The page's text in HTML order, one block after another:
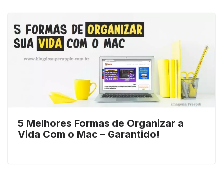
5 Melhores Formas de Organizar a
Vida Com o Mac – Garantido!